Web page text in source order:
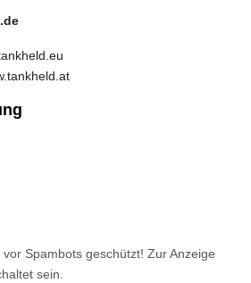
Spambots geschützt! Zur Anzeige
sein.